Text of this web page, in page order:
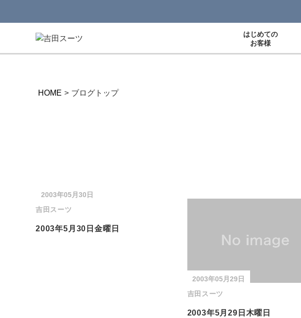
はじめての
お客様
HOME > ブログトップ
2003年05月30日
吉田スーツ
2003年5月30日金曜日
2003年05月29日
吉田スーツ
2003年5月29日木曜日